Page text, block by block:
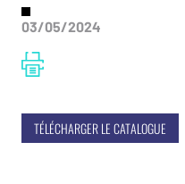
03/05/2024
TÉLÉCHARGER LE CATALOGUE